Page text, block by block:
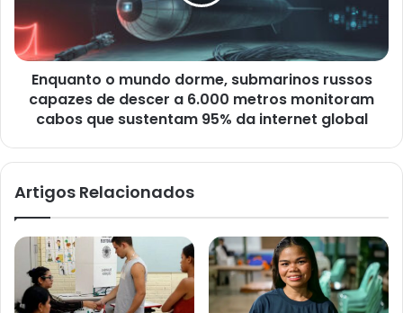
capazes
de
descer
6.000
metros
cabos
sustentam
internet
global
Enquanto o mundo dorme, submarinos russos
capazes de descer a 6.000 metros monitoram
cabos que sustentam 95% da internet global
Artigos Relacionados